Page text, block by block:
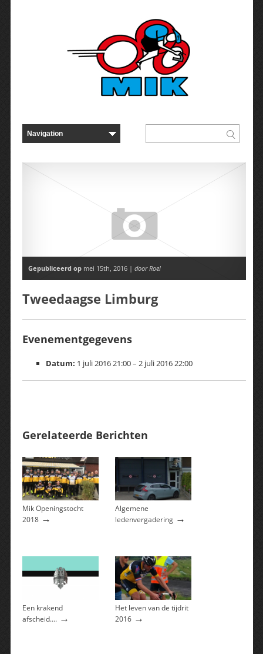
Gepubliceerd opmei 15th, 2016 | door Roel
Tweedaagse Limburg
Evenementgegevens
Datum: 1 juli 2016 21:00– 2 juli 2016 22:00
Gerelateerde Berichten
Mik Openingstocht
2018→
Algemene
ledenvergadering→
Een krakend
afscheid….→
Het leven van de tijdrit
2016→